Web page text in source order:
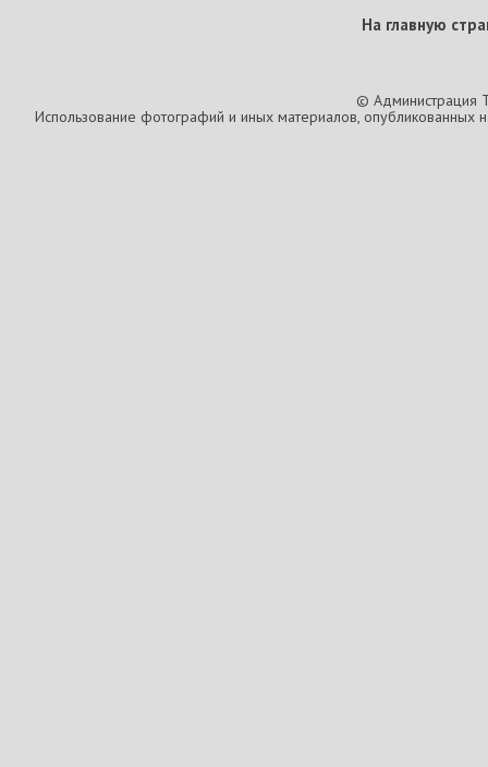
На главную
© Администрация
Использование фотографий и иных материалов, опубликованных